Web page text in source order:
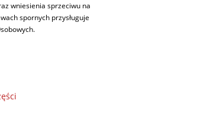
wniesienia sprzeciwu na
spornych przysługuje